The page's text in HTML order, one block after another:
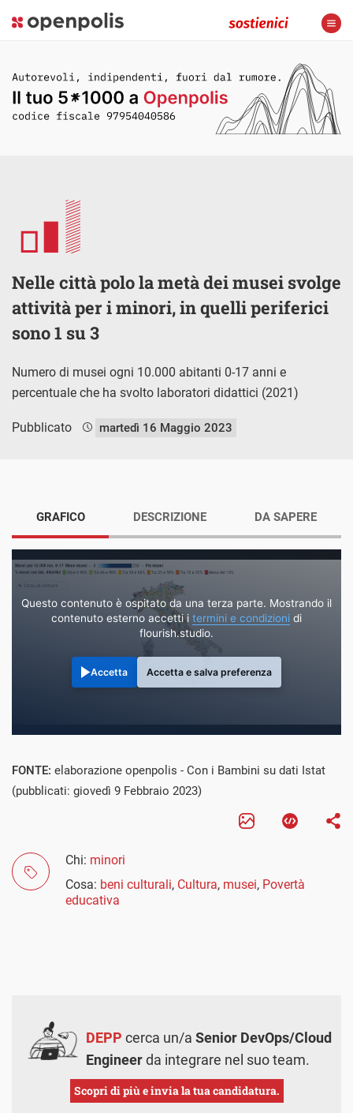
Nelle città polo la metà dei musei svolge
attività per i minori, in quelli periferici
sono 1 su 3
Numero di musei ogni 10.000 abitanti 0-17 anni e
percentuale che ha svolto laboratori didattici (2021)
Pubblicato martedì 16 Maggio 2023
GRAFICO
Questo contenuto è ospitato da una terza parte. Mostrando il
contenuto esterno accetti i termini e condizioni di
flourish.studio.
Accetta Accetta e salva preferenza
DESCRIZIONE DA SAPERE
FONTE: elaborazione openpolis - Con i Bambini su dati Istat
(pubblicati: giovedì 9 Febbraio 2023)
Chi: minori
Cosa: beni culturali, Cultura, musei, Povertà
educativa
DEPP cerca un/a Senior DevOps/Cloud
Engineerda integrare nel suo team.
Scopri di più e invia la tua candidatura.